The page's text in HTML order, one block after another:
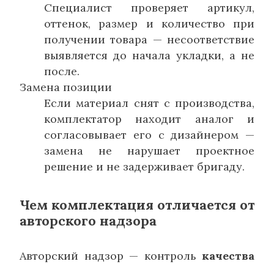
Специалист проверяет артикул,
оттенок, размер и количество при
получении товара — несоответствие
выявляется до начала укладки, а не
после.
Замена позиции
Если материал снят с производства,
комплектатор находит аналог и
согласовывает его с дизайнером —
замена не нарушает проектное
решение и не задерживает бригаду.
Чем комплектация отличается от
авторского надзора
Авторский надзор — контроль качества